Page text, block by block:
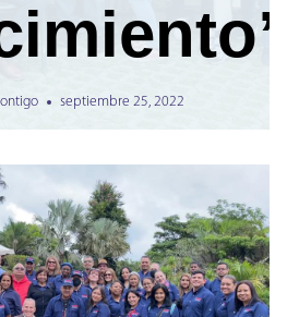
septiembre 25, 2022